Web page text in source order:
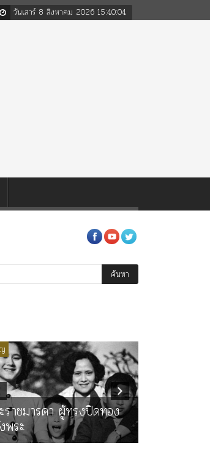
วันเสาร์ 8 สิงหาคม 2026 15:40:05
มกว่า 80ปี ร.๖ สร้าง “จุฬาลงกรณ์มหาวิทยาลัย” ตามพระร
ราชมารดา ผู้ทรงปิดทอง
พระ